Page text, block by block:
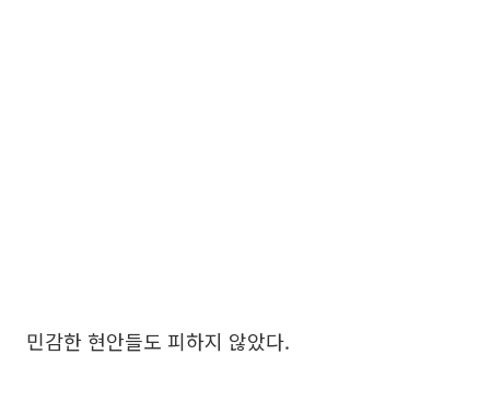
민감한 현안들도 피하지 않았다.